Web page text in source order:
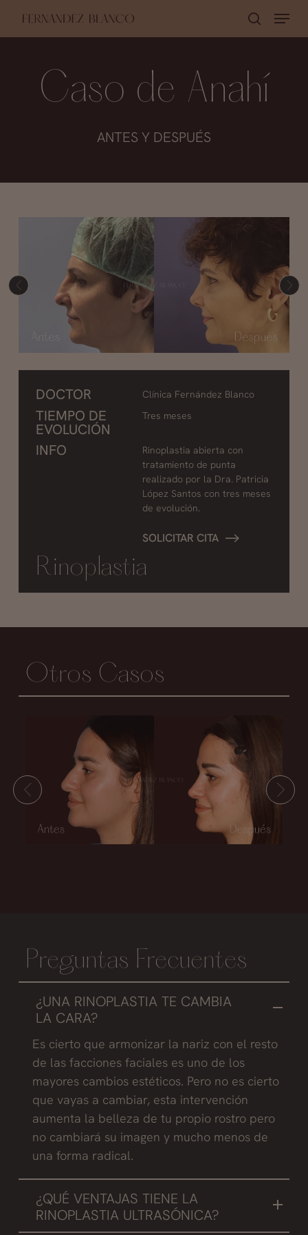
Menu
Caso de Anahí
ANTES Y DESPUÉS
DOCTOR Clínica Fernández Blanco
TIEMPO DE
EVOLUCIÓN
Tres meses
INFO
Rinoplastia abierta con
tratamiento de punta
realizado por la Dra. Patricia
López Santos con tres meses
de evolución.
SOLICITAR CITA
Rinoplastia
Otros Casos
Preguntas Frecuentes
¿UNA RINOPLASTIA TE CAMBIA
LA CARA?
Es cierto que armonizar la nariz con el resto
de las facciones faciales es uno de los
mayores cambios estéticos. Pero no es cierto
que vayas a cambiar, esta intervención
aumenta la belleza de tu propio rostro pero
no cambiará su imagen y mucho menos de
una forma radical.
¿QUÉ VENTAJAS TIENE LA
RINOPLASTIA ULTRASÓNICA?